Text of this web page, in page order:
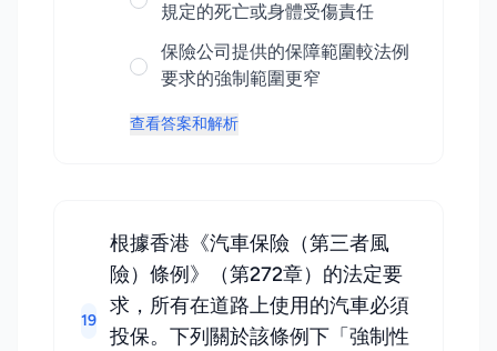
規定的死亡或身體受傷責任
保險公司提供的保障範圍較法例
要求的強制範圍更窄
查看答案和解析
19
根據香港《汽車保險（第三者風
險）條例》（第272章）的法定要
求，所有在道路上使用的汽車必須
投保。下列關於該條例下「強制性